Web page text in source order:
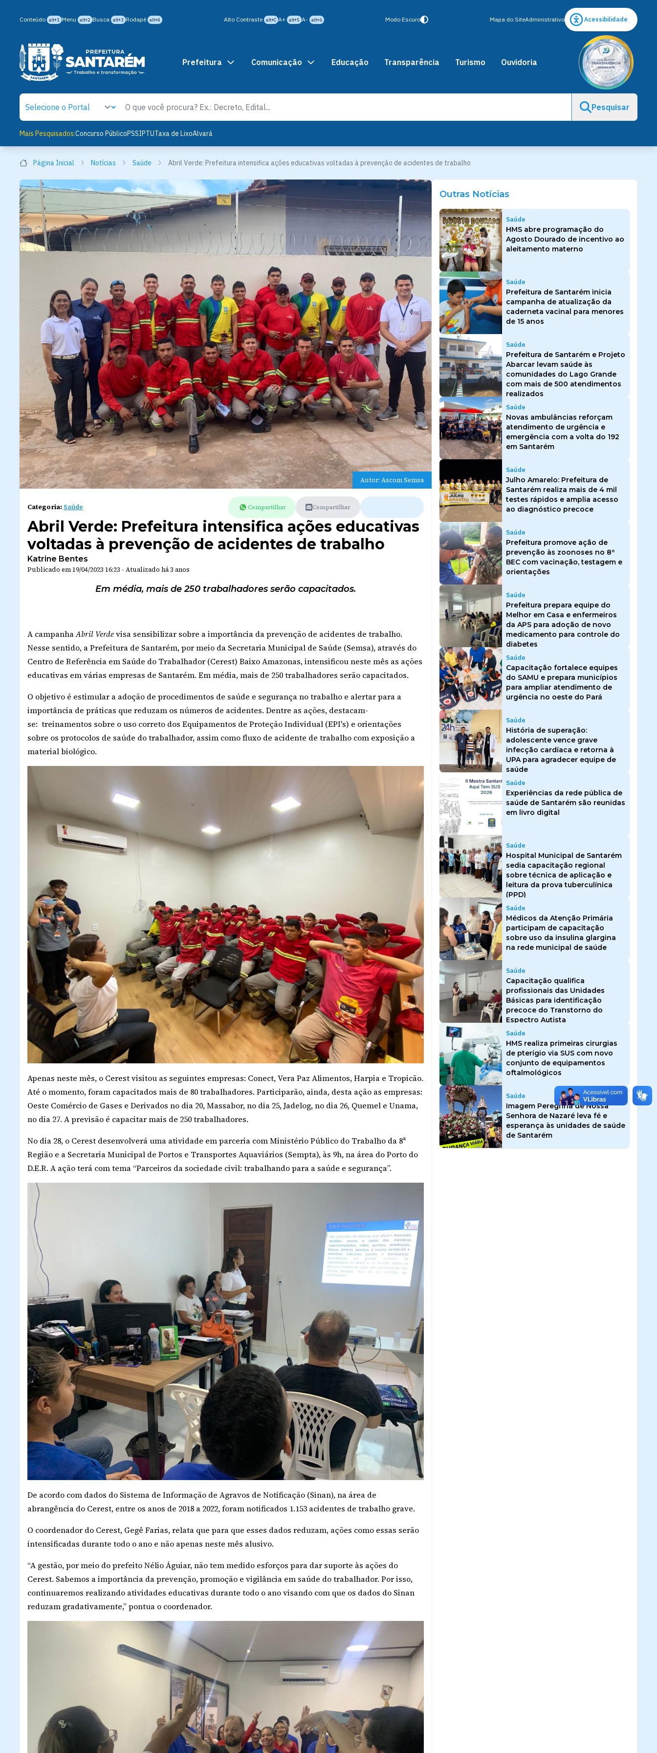
Conteúdo alt+1 Menu alt+2 Busca alt+3 Rodapé alt+4 Alto Contraste alt+C A+ alt+5 A- alt+6 Modo Escuro Mapa do SiteAdministrativo Acessibilidade
Prefeitura Comunicação Educação Transparência Turismo Ouvidoria
Pesquisar
Mais Pesquisados:Concurso PúblicoPSSIPTUTaxa de LixoAlvará
Página Inicial Notícias Saúde Abril Verde: Prefeitura intensifica ações educativas voltadas à prevenção de acidentes de trabalho
Autor: Ascom Semsa
Categoria: Saúde Compartilhar Compartilhar
Abril Verde: Prefeitura intensifica ações educativas
voltadas à prevenção de acidentes de trabalho
Katrine Bentes
Publicado em 19/04/2023 16:23 - Atualizado há 3 anos
Em média, mais de 250 trabalhadores serão capacitados.
A campanhaAbril Verdevisa sensibilizar sobre a importância da prevenção de acidentes de trabalho.
Nesse sentido, a Prefeitura de Santarém, por meio da Secretaria Municipal de Saúde (Semsa), através do
Centro de Referência em Saúde do Trabalhador (Cerest) Baixo Amazonas, intensificou neste mês as ações
educativas em várias empresas de Santarém. Em média, mais de 250 trabalhadores serão capacitados.
O objetivo é estimular a adoção de procedimentos de saúde e segurança no trabalho e alertar para a
importância de práticas que reduzam os números de acidentes. Dentre as ações, destacam-
se: treinamentos sobre o uso correto dos Equipamentos de Proteção Individual (EPI's) e orientações
sobre os protocolos de saúde do trabalhador, assim como fluxo de acidente de trabalho com exposição a
material biológico.
Apenas neste mês, o Cerest visitou as seguintes empresas: Conect, Vera Paz Alimentos, Harpia e Tropicão.
Até o momento, foram capacitados mais de 80 trabalhadores. Participarão, ainda, desta ação as empresas:
Oeste Comércio de Gases e Derivados no dia 20, Massabor, no dia 25, Jadelog, no dia 26, Quemel e Unama,
no dia 27. A previsão é capacitar mais de 250 trabalhadores.
No dia 28, o Cerest desenvolverá uma atividade em parceria com Ministério Público do Trabalho da 8ª
Região e a Secretaria Municipal de Portos e Transportes Aquaviários (Sempta), às 9h, na área do Porto do
D.E.R. A ação terá com tema “Parceiros da sociedade civil: trabalhando para a saúde e segurança”.
De acordo com dados do Sistema de Informação de Agravos de Notificação (Sinan), na área de
abrangência do Cerest, entre os anos de 2018 a 2022, foram notificados 1.153 acidentes de trabalho grave.
O coordenador do Cerest, Gegê Farias, relata que para que esses dados reduzam, ações como essas serão
intensificadas durante todo o ano e não apenas neste mês alusivo.
“A gestão, por meio do prefeito Nélio Águiar, não tem medido esforços para dar suporte às ações do
Cerest. Sabemos a importância da prevenção, promoção e vigilância em saúde do trabalhador. Por isso,
continuaremos realizando atividades educativas durante todo o ano visando com que os dados do Sinan
reduzam gradativamente,” pontua o coordenador.
Outras Notícias
Saúde
HMS abre programação do
Agosto Dourado de incentivo ao
aleitamento materno
Saúde
Prefeitura de Santarém inicia
campanha de atualização da
caderneta vacinal para menores
de 15 anos
Saúde
Prefeitura de Santarém e Projeto
Abarcar levam saúde às
comunidades do Lago Grande
com mais de 500 atendimentos
realizados
Saúde
Novas ambulâncias reforçam
atendimento de urgência e
emergência com a volta do 192
em Santarém
Saúde
Julho Amarelo: Prefeitura de
Santarém realiza mais de 4 mil
testes rápidos e amplia acesso
ao diagnóstico precoce
Saúde
Prefeitura promove ação de
prevenção às zoonoses no 8º
BEC com vacinação, testagem e
orientações
Saúde
Prefeitura prepara equipe do
Melhor em Casa e enfermeiros
da APS para adoção de novo
medicamento para controle do
diabetes
Saúde
Capacitação fortalece equipes
do SAMU e prepara municípios
para ampliar atendimento de
urgência no oeste do Pará
Saúde
História de superação:
adolescente vence grave
infecção cardíaca e retorna à
UPA para agradecer equipe de
saúde
Saúde
Experiências da rede pública de
saúde de Santarém são reunidas
em livro digital
Saúde
Hospital Municipal de Santarém
sedia capacitação regional
sobre técnica de aplicação e
leitura da prova tuberculínica
(PPD)
Saúde
Médicos da Atenção Primária
participam de capacitação
sobre uso da insulina glargina
na rede municipal de saúde
Saúde
Capacitação qualifica
profissionais das Unidades
Básicas para identificação
precoce do Transtorno do
Espectro Autista
Saúde
HMS realiza primeiras cirurgias
de pterígio via SUS com novo
conjunto de equipamentos
oftalmológicos
Saúde
Imagem Peregrina de Nossa
Senhora de Nazaré leva fé e
esperança às unidades de saúde
de Santarém